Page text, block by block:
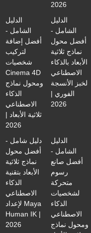
2026
الدليل
الشامل -
أفضل إضافة
لتركيب
شخصيات
Cinema 4D
ومحول نماذج
الذكاء
الاصطناعي
ثلاثية الأبعاد |
2026
الدليل
الشامل -
أفضل محول
نماذج ثلاثية
الأبعاد بالذكاء
الاصطناعي
لخبز الأنسجة
الفوري |
2026
دليل شامل -
أفضل محول
نماذج ثلاثية
الأبعاد بتقنية
الذكاء
الاصطناعي
لإعداد Maya
Human IK |
2026
الدليل
الشامل -
أفضل صانع
رسوم
متحركة
لشخصيات
الذكاء
الاصطناعي
ومحول نماذج